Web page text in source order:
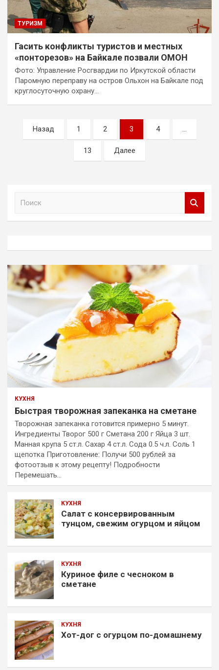
ТУРИЗМ
Гасить конфликты туристов и местных
«понторезов» на Байкале позвали ОМОН
Фото: Управление Росгвардии по Иркутской области
Паромную переправу на остров Ольхон на Байкале под
круглосуточную охрану…
Пагинация
записей
Назад 1 2 3 4 …
13 Далее
КУХНЯ
Быстрая творожная запеканка на сметане
Творожная запеканка готовится примерно 5 минут.
Ингредиенты Творог 500 г Сметана 200 г Яйца 3 шт.
Манная крупа 5 ст.л. Сахар 4 ст.л. Сода 0.5 ч.л. Соль 1
щепотка Приготовление: Получи 500 рублей за
фотоотзыв к этому рецепту! Подробности
Перемешать…
КУХНЯ
Салат с консервированным
тунцом, свежим огурцом и яйцом
КУХНЯ
Куриное филе с чесноком в
сметане
КУХНЯ
Хот-дог с огурцом по-домашнему